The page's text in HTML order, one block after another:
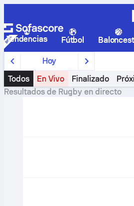
Tendencias Fútbol
Hoy
Todos
En Vivo Finalizado
Resultados de Rugbyen directo